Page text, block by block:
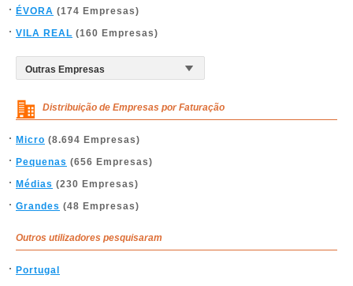
ÉVORA (174 Empresas)
VILA REAL (160 Empresas)
Distribuição de Empresas por Faturação
Micro (8.694 Empresas)
Pequenas (656 Empresas)
Médias (230 Empresas)
Grandes (48 Empresas)
Outros utilizadores pesquisaram
Portugal